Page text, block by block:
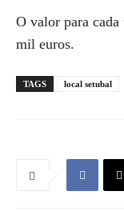
O valor para
mil euros.
TAGS local setubal